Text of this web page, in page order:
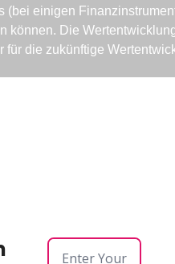
(bei einigen
können. Die
die zukünftige